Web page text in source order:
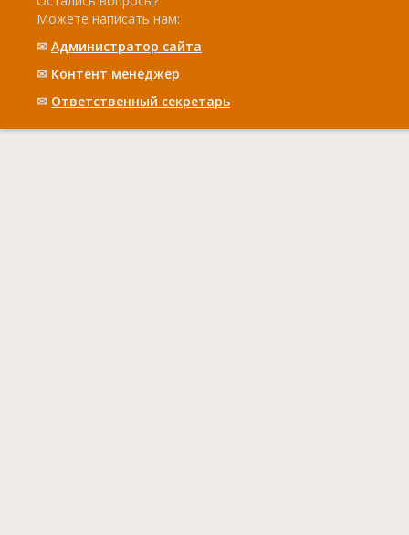
Можете написать нам:
✉ Администратор сайта
✉ Контент менеджер
✉ Ответственный cекретарь